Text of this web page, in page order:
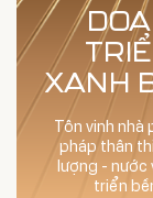
XANH
Tôn vinh
pháp thân
lượng - nước
triển